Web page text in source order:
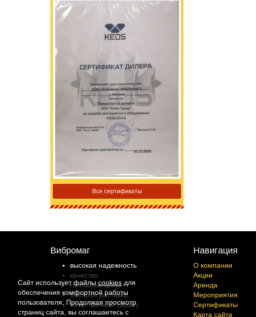
Все сертификаты
Вибромаг
высокая надежность
качество
лояльные цены
быстрая доставка
качественный сервис
Навигация
О компании
Акции
Аренда
Мероприятия
Сертификаты
Карта сайта
Сайт использует файлыcookies для
обеспечения комфортной работы
пользователя. Продолжая просмотр
страниц сайта, вы соглашаетесь с